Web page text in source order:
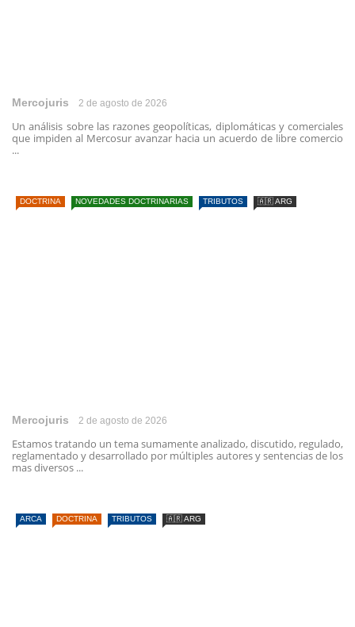
Mercojuris 2 de agosto de 2026
Un análisis sobre las razones geopolíticas, diplomáticas y comerciales
que impiden al Mercosur avanzar hacia un acuerdo de libre comercio
...
DOCTRINA NOVEDADES DOCTRINARIAS TRIBUTOS 🇦🇷 ARG
Mercojuris 2 de agosto de 2026
Estamos tratando un tema sumamente analizado, discutido, regulado,
reglamentado y desarrollado por múltiples autores y sentencias de los
mas diversos ...
ARCA DOCTRINA TRIBUTOS 🇦🇷 ARG